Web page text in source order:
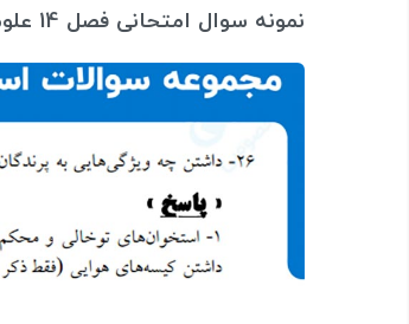
نمونه سوال امتحانی فصل 14 علوم نهم